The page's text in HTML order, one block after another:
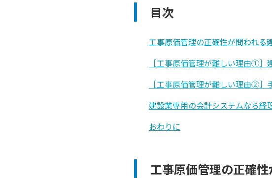
目次
工事原価管理の正確性が問われる
［工事原価管理が難しい理由①
［工事原価管理が難しい理由②］
建設業専用の会計システムなら経
おわりに
工事原価管理の正確